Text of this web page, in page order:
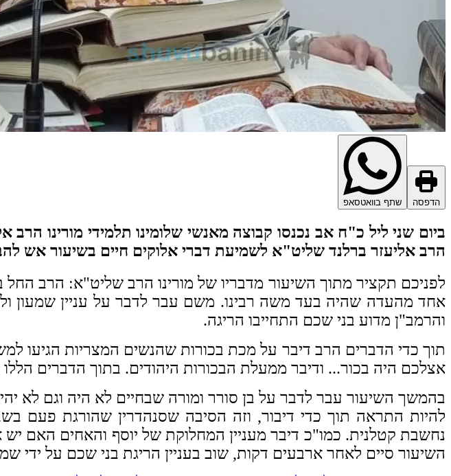
הדפסה שתף בוואטסאפ
ביום שני ליל כ"ח אב נכנסו קבוצה מאנשי שלומינו תלמידי מורינו
הרב אליעזר ברלנד שליט"א לשמיעת דברי אלוקים חיים בשיעור אש
לפניכם תקציר מתוך השיעור מדבריו של מורינו הרב שליט"א: הרב
אחד מהעדה שהיה בעד משה רבינו. משם עבר לדבר על עניין שמעון
והרמב"ן מדוע בני שכם התחייבו הריגה.
תוך כדי הדברים הרב דיבר על מכת בכורות שהנשים המצריות הגיעו
אצלכם היה בכור... ודיבר ממעלת הבכורות היהודים. בתוך הדברים
בהמשך השיעור עבר לדבר על בן סורר ומורה שבחיים לא היה וגם לא
להיות התראה תוך כדי דיבור, וזה הסיבה שסנהדרין שהורגת פעם
נחשבת קטלנית. כמו"כ דיבר מעניין המחלוקת של יוסף והאחים האם
השיעור סיים לאחר ארבעים דקות, שוב בעניין הריגת בני שכם על ידי